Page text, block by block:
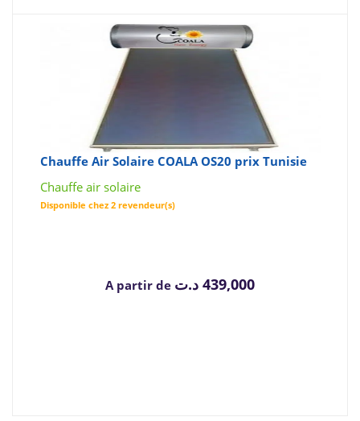
Chauffe Air Solaire COALA OS20 prix Tunisie
Chauffe air solaire
Disponible chez 2 revendeur(s)
A partir de 439,000 د.ت